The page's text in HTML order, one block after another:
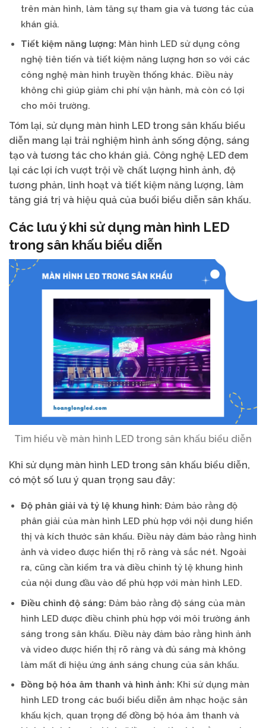
trên màn hình, làm tăng sự tham gia và tương tác của
khán giả.
Tiết kiệm năng lượng: Màn hình LED sử dụng công
nghệ tiên tiến và tiết kiệm năng lượng hơn so với các
công nghệ màn hình truyền thống khác. Điều này
không chỉ giúp giảm chi phí vận hành, mà còn có lợi
cho môi trường.
Tóm lại, sử dụng màn hình LED trong sân khấu biểu
diễn mang lại trải nghiệm hình ảnh sống động, sáng
tạo và tương tác cho khán giả. Công nghệ LED đem
lại các lợi ích vượt trội về chất lượng hình ảnh, độ
tương phản, linh hoạt và tiết kiệm năng lượng, làm
tăng giá trị và hiệu quả của buổi biểu diễn sân khấu.
Các lưu ý khi sử dụng màn hình LED
trong sân khấu biểu diễn
Tìm hiểu về màn hình LED trong sân khấu biểu diễn
Khi sử dụng màn hình LED trong sân khấu biểu diễn,
có một số lưu ý quan trọng sau đây:
Độ phân giải và tỷ lệ khung hình: Đảm bảo rằng độ
phân giải của màn hình LED phù hợp với nội dung hiển
thị và kích thước sân khấu. Điều này đảm bảo rằng hình
ảnh và video được hiển thị rõ ràng và sắc nét. Ngoài
ra, cũng cần kiểm tra và điều chỉnh tỷ lệ khung hình
của nội dung đầu vào để phù hợp với màn hình LED.
Điều chỉnh độ sáng: Đảm bảo rằng độ sáng của màn
hình LED được điều chỉnh phù hợp với môi trường ánh
sáng trong sân khấu. Điều này đảm bảo rằng hình ảnh
và video được hiển thị rõ ràng và đủ sáng mà không
làm mất đi hiệu ứng ánh sáng chung của sân khấu.
Đồng bộ hóa âm thanh và hình ảnh: Khi sử dụng màn
hình LED trong các buổi biểu diễn âm nhạc hoặc sân
khấu kịch, quan trọng để đồng bộ hóa âm thanh và